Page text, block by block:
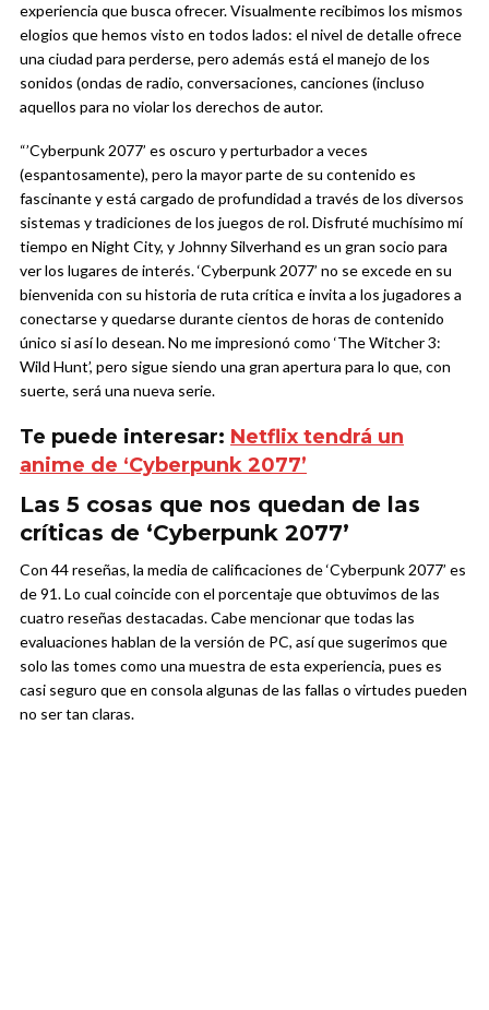
experiencia que busca ofrecer. Visualmente recibimos los mismos
elogios que hemos visto en todos lados: el nivel de detalle ofrece
una ciudad para perderse, pero además está el manejo de los
sonidos (ondas de radio, conversaciones, canciones (incluso
aquellos para no violar los derechos de autor.
“’Cyberpunk 2077’ es oscuro y perturbador a veces
(espantosamente), pero la mayor parte de su contenido es
fascinante y está cargado de profundidad a través de los diversos
sistemas y tradiciones de los juegos de rol. Disfruté muchísimo mí
tiempo en Night City, y Johnny Silverhand es un gran socio para
ver los lugares de interés. ‘Cyberpunk 2077’ no se excede en su
bienvenida con su historia de ruta crítica e invita a los jugadores a
conectarse y quedarse durante cientos de horas de contenido
único si así lo desean. No me impresionó como ‘The Witcher 3:
Wild Hunt’, pero sigue siendo una gran apertura para lo que, con
suerte, será una nueva serie.
Te puede interesar: Netflix tendrá un
anime de ‘Cyberpunk 2077’
Las 5 cosas que nos quedan de las
críticas de ‘Cyberpunk 2077’
Con 44 reseñas, la media de calificaciones de ‘Cyberpunk 2077’ es
de 91. Lo cual coincide con el porcentaje que obtuvimos de las
cuatro reseñas destacadas. Cabe mencionar que todas las
evaluaciones hablan de la versión de PC, así que sugerimos que
solo las tomes como una muestra de esta experiencia, pues es
casi seguro que en consola algunas de las fallas o virtudes pueden
no ser tan claras.